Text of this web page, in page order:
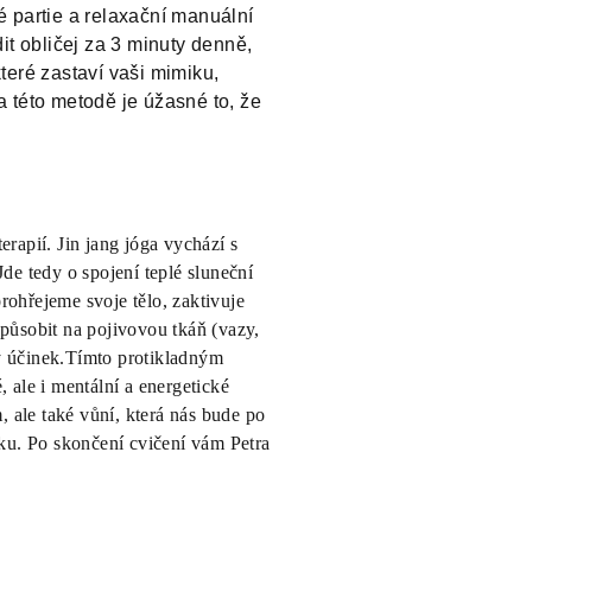
partie a relaxační manuální
obličej za 3 minuty denně,
zastaví vaši mimiku,
této metodě je úžasné to, že
Jin jang jóga vychází s
tedy o spojení teplé sluneční
svoje tělo, zaktivuje
na pojivovou tkáň (vazy,
účinek.Tímto protikladným
ale i mentální a energetické
ale také vůní, která nás bude po
Po skončení cvičení vám Petra